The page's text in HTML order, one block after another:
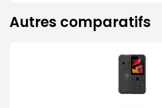
Autres comparatifs